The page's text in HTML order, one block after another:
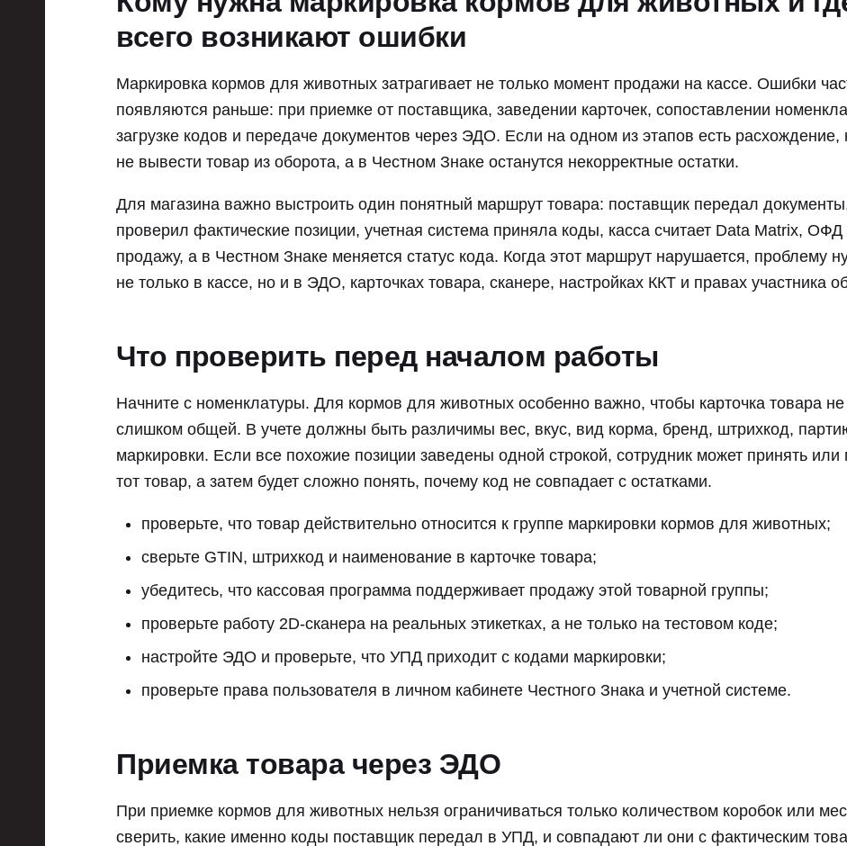
всего возникают ошибки
Маркировка кормов для животных затрагивает не только момент продажи на кассе. Ошибки
появляются раньше: при приемке от поставщика, заведении карточек, сопоставлении
загрузке кодов и передаче документов через ЭДО. Если на одном из этапов есть расхождение,
не вывести товар из оборота, а в Честном Знаке останутся некорректные остатки.
Для магазина важно выстроить один понятный маршрут товара: поставщик передал
проверил фактические позиции, учетная система приняла коды, касса считает Data Matrix, ОФД
продажу, а в Честном Знаке меняется статус кода. Когда этот маршрут нарушается, проблему
не только в кассе, но и в ЭДО, карточках товара, сканере, настройках ККТ и правах участника
Что проверить перед началом работы
Начните с номенклатуры. Для кормов для животных особенно важно, чтобы карточка товара
слишком общей. В учете должны быть различимы вес, вкус, вид корма, бренд, штрихкод,
маркировки. Если все похожие позиции заведены одной строкой, сотрудник может принять или
тот товар, а затем будет сложно понять, почему код не совпадает с остатками.
проверьте, что товар действительно относится к группе маркировки кормов для животных;
сверьте GTIN, штрихкод и наименование в карточке товара;
убедитесь, что кассовая программа поддерживает продажу этой товарной группы;
проверьте работу 2D-сканера на реальных этикетках, а не только на тестовом коде;
настройте ЭДО и проверьте, что УПД приходит с кодами маркировки;
проверьте права пользователя в личном кабинете Честного Знака и учетной системе.
Приемка товара через ЭДО
При приемке кормов для животных нельзя ограничиваться только количеством коробок или
сверить, какие именно коды поставщик передал в УПД, и совпадают ли они с фактическим